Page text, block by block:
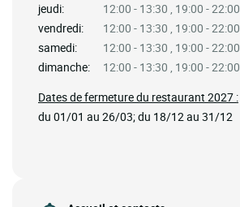
jeudi:
12:00 - 13:30 , 19:00 - 22:00
vendredi:
12:00 - 13:30 , 19:00 - 22:00
samedi:
12:00 - 13:30 , 19:00 - 22:00
dimanche:
12:00 - 13:30 , 19:00 - 22:00
Dates de fermeture du restaurant 2027 :
du 01/01 au 26/03; du 18/12 au 31/12